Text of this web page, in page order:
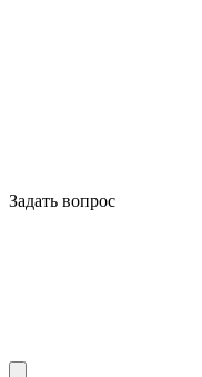
Задать вопрос